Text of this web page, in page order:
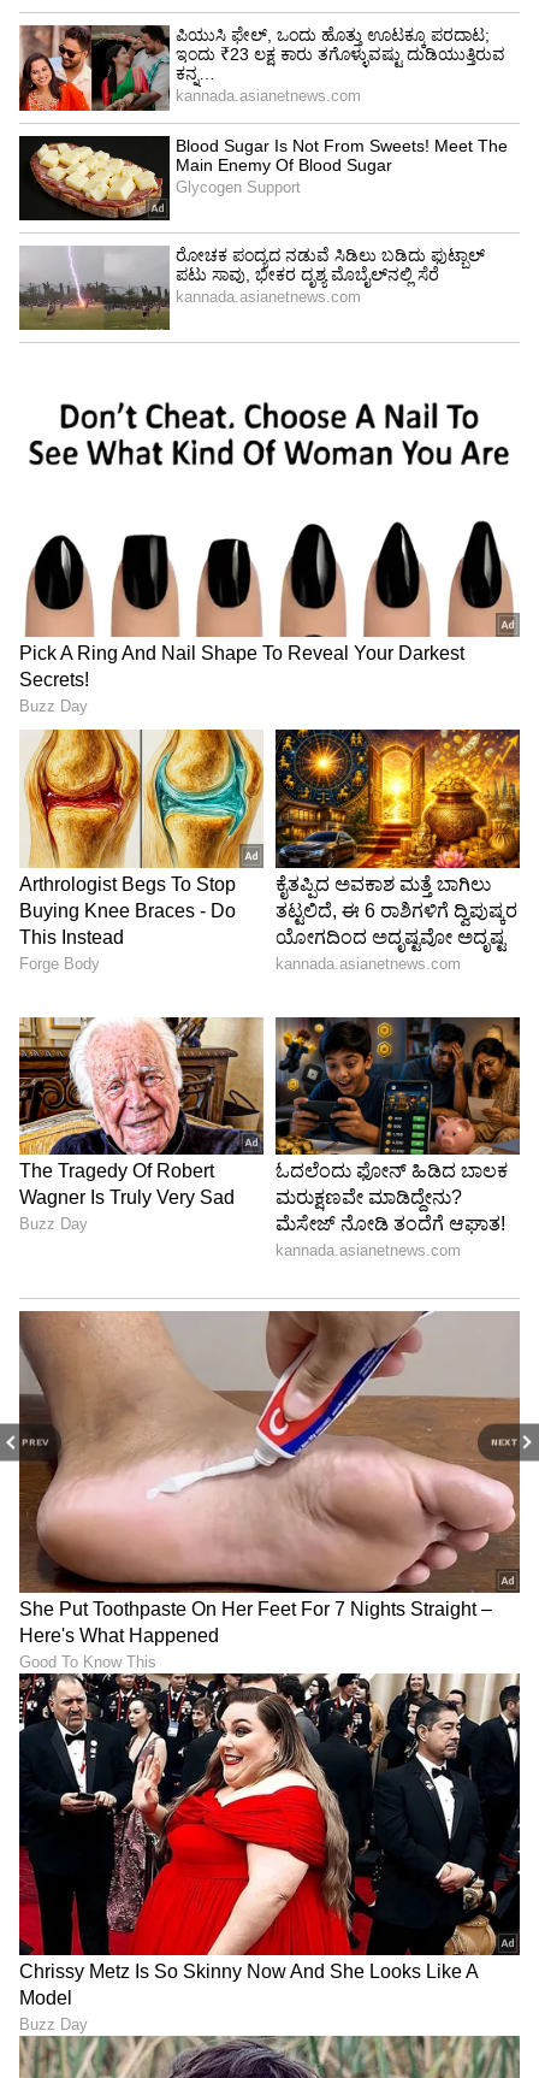
PREV NEXT
ಶೌಚಾಲಯದ ಬಾಗಿಲು ಒಡೆದರು:ಉಮೇಶ್‌ ಕತ್ತಿ ಅವರು
ತೆರಳಿದ್ದರು. ಕೆಲ ಸಮಯವಾದರೂ ಹೊರ ಬಾರದ
ಹಿನ್ನೆಲೆಯಲ್ಲಿ ಕುಟುಂಬದ ಸದಸ್ಯರು ಬಾಗಿಲು ಬಡಿದಿದ್ದಾರೆ.
ನೋಡಿದಾಗ ಕತ್ತಿ ಅವರು ಕುಸಿದು ಬಿದ್ದಿರುವುದು ಕಂಡು ಬಂತು.
ತಕ್ಷಣ ಕಾರಿನಲ್ಲಿ ಆಸ್ಪತ್ರೆಗೆ ಕರೆತರಲಾಯಿತಾದರೂ ಪ್ರಾಣ ಪಕ್ಷಿ
ಹಾರಿ ಹೋಗಿತ್ತು.